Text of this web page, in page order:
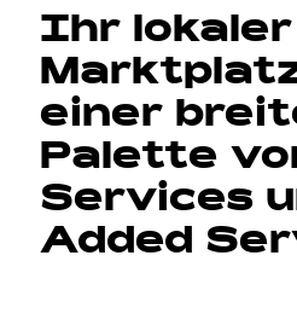
Ihr lokaler
einer
Palette
Services
Added